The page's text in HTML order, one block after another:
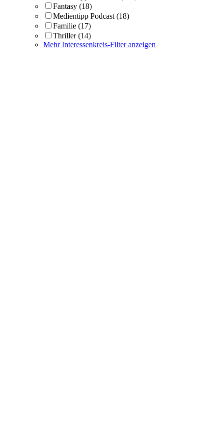
Fantasy (18)
Medientipp Podcast (18)
Familie (17)
Thriller (14)
Mehr Interessenkreis-Filter anzeigen